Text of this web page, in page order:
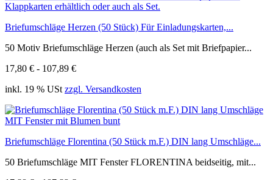
Briefumschläge Herzen (50 Stück) Für Einladungskarten,...
50 Motiv Briefumschläge Herzen (auch als Set mit Briefpapier...
17,80 € - 107,89 €
inkl. 19 % USt zzgl. Versandkosten
Briefumschläge Florentina (50 Stück m.F.) DIN lang Umschläge...
50 Briefumschläge MIT Fenster FLORENTINA beidseitig, mit...